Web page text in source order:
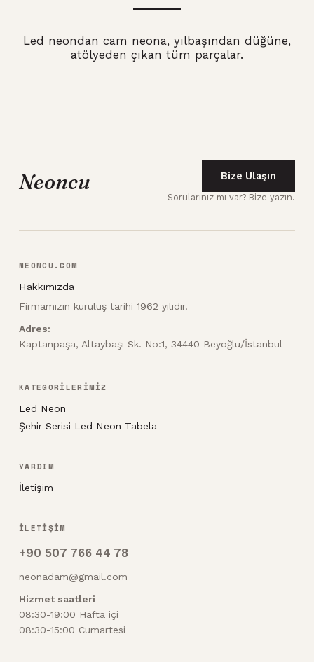
Led neondan cam neona, yılbaşından düğüne,
atölyeden çıkan tüm parçalar.
Neoncu Bize Ulaşın
Sorularınız mı var? Bize yazın.
NEONCU.COM
Hakkımızda
Firmamızın kuruluş tarihi 1962 yılıdır.
Adres:
Kaptanpaşa, Altaybaşı Sk. No:1, 34440 Beyoğlu/İstanbul
KATEGORİLERİMİZ
Led Neon
Şehir Serisi Led Neon Tabela
YARDIM
İletişim
İLETİŞİM
+90 507 766 44 78
neonadam@gmail.com
Hizmet saatleri
08:30-19:00 Hafta içi
08:30-15:00 Cumartesi